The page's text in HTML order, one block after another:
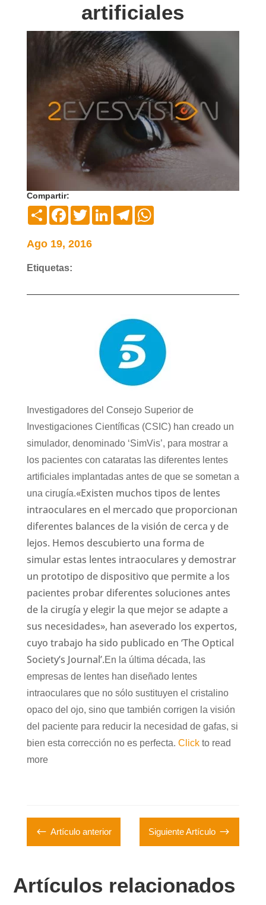
artificiales
Compartir:
CompartirFacebook
TwitterLinkedInTelegramWhatsApp
Ago 19, 2016
Etiquetas:
Investigadores del Consejo Superior de
Investigaciones Científicas (CSIC) han creado un
simulador, denominado ‘SimVis’, para mostrar a
los pacientes con cataratas las diferentes lentes
artificiales implantadas antes de que se sometan a
una cirugía.«Existen muchos tipos de lentes
intraoculares en el mercado que proporcionan
diferentes balances de la visión de cerca y de
lejos. Hemos descubierto una forma de
simular estas lentes intraoculares y demostrar
un prototipo de dispositivo que permite a los
pacientes probar diferentes soluciones antes
de la cirugía y elegir la que mejor se adapte a
sus necesidades», han aseverado los expertos,
cuyo trabajo ha sido publicado en ‘The Optical
Society’s Journal’.En la última década, las
empresas de lentes han diseñado lentes
intraoculares que no sólo sustituyen el cristalino
opaco del ojo, sino que también corrigen la visión
del paciente para reducir la necesidad de gafas, si
bien esta corrección no es perfecta. Clickto read
more
# Artículo anterior Siguiente Artículo $
Artículos relacionados